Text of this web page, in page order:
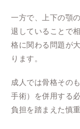
一方で、上下の顎
退していることで
格に関わる問題が
ります。
成人では骨格その
手術）を併用する
負担を踏まえた慎